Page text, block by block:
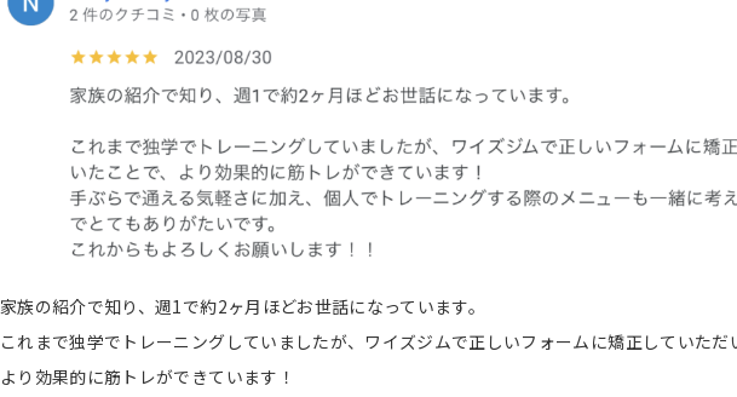
家族の紹介で知り、週1で約2ヶ月ほどお世話になっています。
これまで独学でトレーニングしていましたが、ワイズジムで正しいフォームに矯正していただ
より効果的に筋トレができています！